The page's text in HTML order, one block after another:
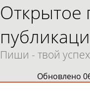
Открытое
Пиши - твой
Обновлено